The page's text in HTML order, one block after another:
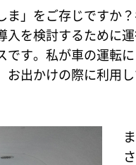
ま」をご存じですか
入を検討するために
です。私が車の運転
お出かけの際に利用